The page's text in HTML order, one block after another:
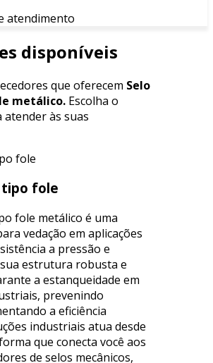
atendimento
disponíveis
que oferecem Selo
metálico. Escolha o
às suas
tipo fole
fole metálico é uma
vedação em aplicações
a pressão e
estrutura robusta e
a estanqueidade em
prevenindo
a eficiência
industriais atua desde
que conecta você aos
de selos mecânicos,